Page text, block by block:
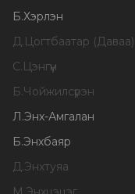
Б.Хэрлэн
Д.Цогтбаатар (Даваа)
С.Цэнгүүн
Б.Чойжилсүрэн
Л.Энх-Амгалан
Б.Энхбаяр
Д.Энхтуяа